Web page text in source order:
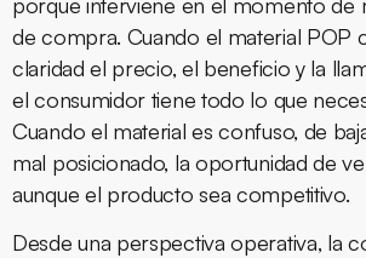
de compra. Cuando el material POP
claridad el precio, el beneficio y la
el consumidor tiene todo lo que
Cuando el material es confuso, de
mal posicionado, la oportunidad de
aunque el producto sea competitivo.
Desde una perspectiva operativa, la